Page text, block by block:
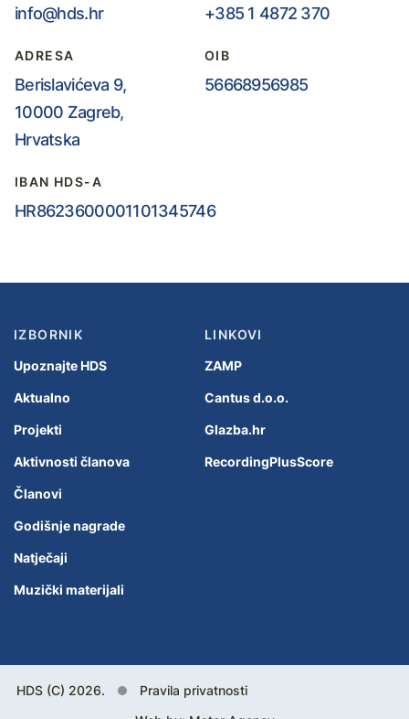
info@hds.hr +385 1 4872 370
ADRESA
Berislavićeva 9,
10000 Zagreb,
Hrvatska
OIB
56668956985
IBAN HDS-A
HR8623600001101345746
IZBORNIK
Upoznajte HDS
Aktualno
Projekti
Aktivnosti članova
Članovi
Godišnje nagrade
Natječaji
Muzički materijali
LINKOVI
ZAMP
Cantus d.o.o.
Glazba.hr
RecordingPlusScore
HDS (C) 2026.
Pravila privatnosti